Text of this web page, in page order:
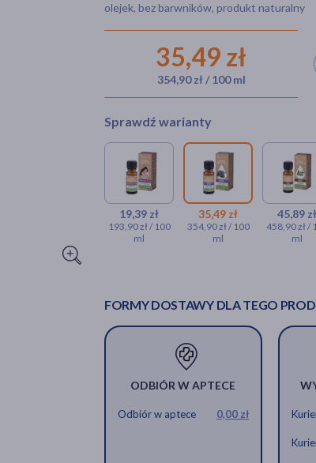
olejek, bez barwników, produkt naturalny
35,49 zł
354,90 zł / 100 ml
Sprawdź warianty
19,39 zł
193,90 zł / 100
ml
35,49 zł
354,90 zł / 100
ml
45,89 zł
458,90 zł /
ml
FORMY DOSTAWY DLA TEGO
ODBIÓR W APTECE
Odbiór w aptece 0,00 zł